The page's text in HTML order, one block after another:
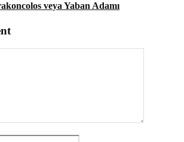
veya Yaban Adamı